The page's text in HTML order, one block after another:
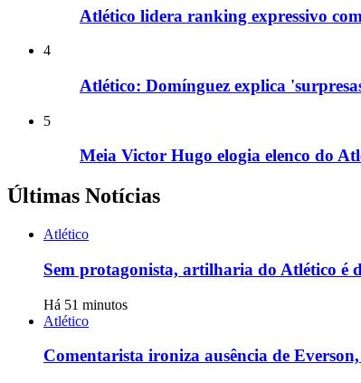
Atlético lidera ranking expressivo
4
Atlético: Domínguez explica
5
Meia Victor Hugo elogia elenco do
Últimas Notícias
Atlético
Sem protagonista, artilharia do Atlético é
Há 51 minutos
Atlético
Comentarista ironiza ausência de